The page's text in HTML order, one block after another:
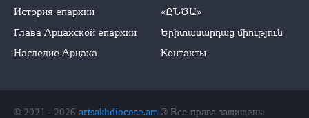
История епархии
Глава Арцахской епархии
Наследие Арцаха
«ԸՆԾԱ»
Երիտասարդաց միություն
Контакты
© 2021 - 2026 artsakhdiocese.am ® Все права защищены